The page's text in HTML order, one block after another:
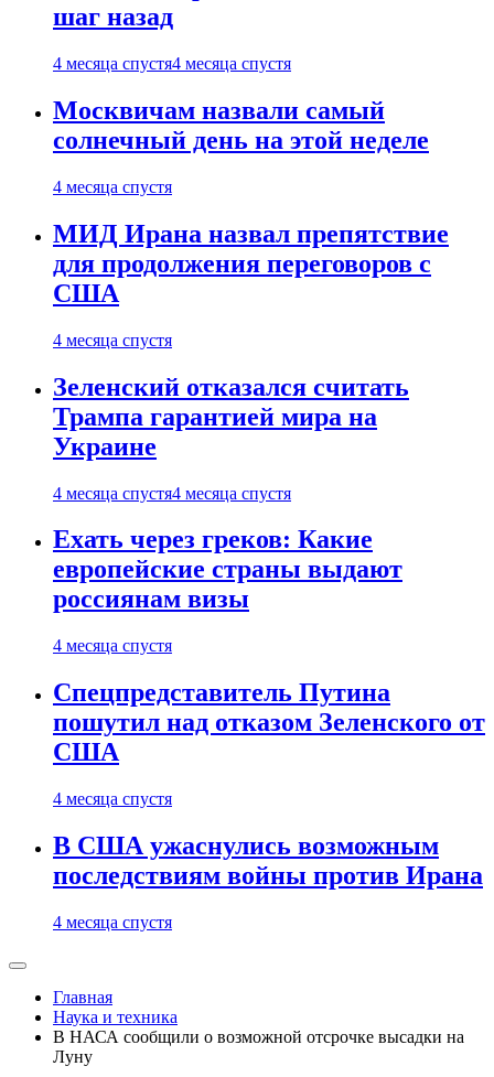
шаг назад
4 месяца спустя4 месяца спустя
Москвичам назвали самый
солнечный день на этой неделе
4 месяца спустя
МИД Ирана назвал препятствие
для продолжения переговоров с
США
4 месяца спустя
Зеленский отказался считать
Трампа гарантией мира на
Украине
4 месяца спустя4 месяца спустя
Ехать через греков: Какие
европейские страны выдают
россиянам визы
4 месяца спустя
Спецпредставитель Путина
пошутил над отказом Зеленского от
США
4 месяца спустя
В США ужаснулись возможным
последствиям войны против Ирана
4 месяца спустя
Главная
Наука и техника
В НАСА сообщили о возможной отсрочке высадки на
Луну